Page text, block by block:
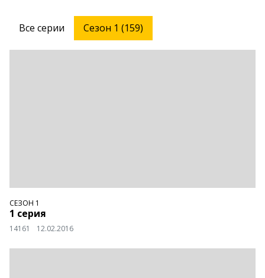
Все серии Сезон 1 (159)
СЕЗОН 1
1 серия
14161 12.02.2016